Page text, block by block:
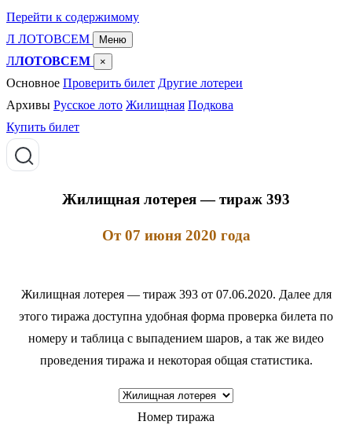
Перейти к содержимому
Л ЛОТОВСЕМ Меню
ЛЛОТОВСЕМ ×
Основное Проверить билет Другие лотереи
Архивы Русское лото Жилищная Подкова
Купить билет
Жилищная лотерея — тираж 393
От 07 июня 2020 года
Жилищная лотерея — тираж 393 от 07.06.2020. Далее для
этого тиража доступна удобная форма проверка билета по
номеру и таблица с выпадением шаров, а так же видео
проведения тиража и некоторая общая статистика.
Номер тиража